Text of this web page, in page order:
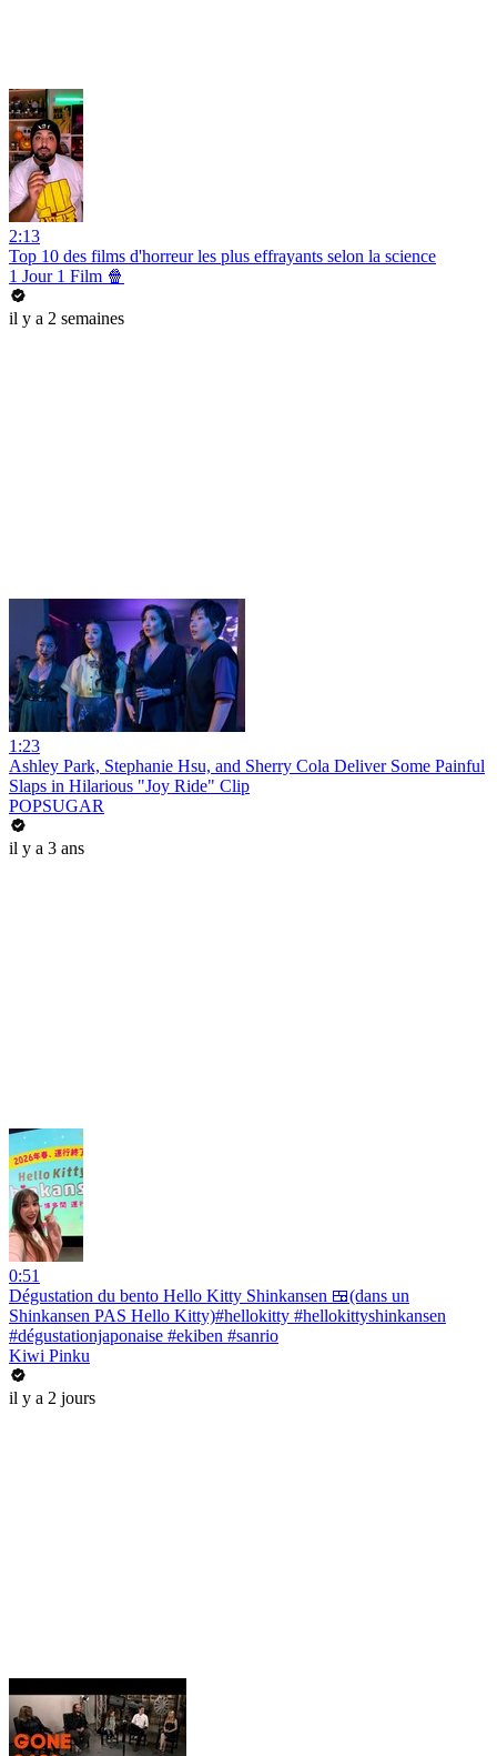
2:13
Top 10 des films d'horreur les plus effrayants selon la science
1 Jour 1 Film 🍿
il y a 2 semaines
1:23
Ashley Park, Stephanie Hsu, and Sherry Cola Deliver Some Painful
Slaps in Hilarious "Joy Ride" Clip
POPSUGAR
il y a 3 ans
0:51
Dégustation du bento Hello Kitty Shinkansen 🍱(dans un
Shinkansen PAS Hello Kitty)#hellokitty #hellokittyshinkansen
#dégustationjaponaise #ekiben #sanrio
Kiwi Pinku
il y a 2 jours